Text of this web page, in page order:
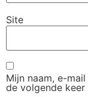
Site
Mijn naam, e-
de volgende